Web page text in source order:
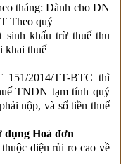
tháng: Dành cho DN
Theo quý
sinh khấu trừ thuế thu
khai thuế
2014/TT-BTC thì
TNDN tạm tính quý
nộp, và số tiền thuế
dụng Hoá đơn
diện rủi ro cao về